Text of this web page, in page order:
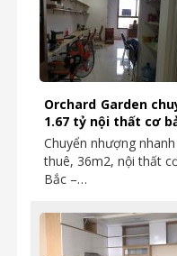
Orchard Garden
1.67 tỷ nội thất cơ
Chuyển nhượng
thuê, 36m2, nội thất
Bắc –…